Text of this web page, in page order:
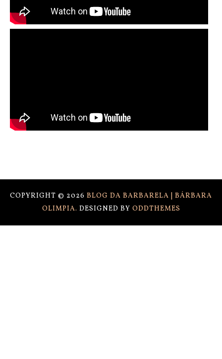
COPYRIGHT © 2026 BLOG DA BARBARELA | BÁRBARA
OLIMPIA. DESIGNED BY ODDTHEMES